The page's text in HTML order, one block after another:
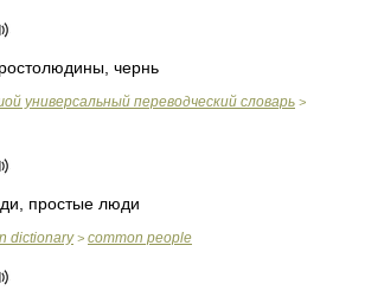
чернь
универсальный переводческий словарь >
простые люди
dictionary> common people